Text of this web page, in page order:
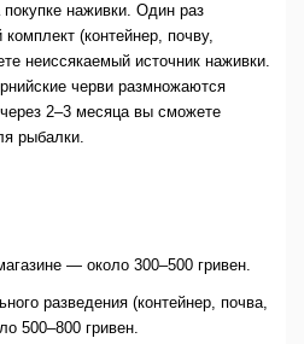
наживки. Один раз
(контейнер, почву,
неиссякаемый источник наживки.
черви размножаются
2–3 месяца вы сможете
рыбалки.
— около 300–500 гривен.
разведения (контейнер, почва,
500–800 гривен.